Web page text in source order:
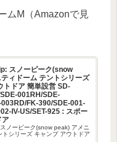
ムM（Amazonで見
スノーピーク(snow
ィドーム テントシリーズ
トドア 簡単設営 SD-
001RH/SDE-
FK-390/SDE-001-
IV-US/SET-925 : スポー
ア
ノーピーク(snow peak) アメニ
トシリーズ キャンプ アウトドア